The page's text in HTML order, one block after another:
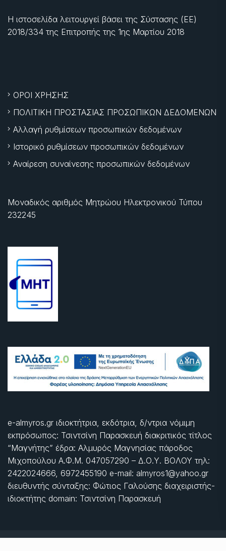
Η ιστοσελίδα λειτουργεί βάσει της Σύστασης (ΕΕ)
2018/334 της Επιτροπής της 1ης Μαρτίου 2018
ΟΡΟΙ ΧΡΗΣΗΣ
ΠΟΛΙΤΙΚΗ ΠΡΟΣΤΑΣΙΑΣ ΠΡΟΣΩΠΙΚΩΝ ΔΕΔΟΜΕΝΩΝ
Αλλαγή ρυθμίσεων προσωπικών δεδομένων
Ιστορικό ρυθμίσεων προσωπικών δεδομένων
Αναίρεση συναίνεσης προσωπικών δεδομένων
Μοναδικός αριθμός Μητρώου Ηλεκτρονικού Τύπου
232245
e-almyros.gr ιδιοκτήτρια, εκδότρια, δ/ντρια νόμιμη
εκπρόσωπος: Τσιντσίνη Παρασκευή διακριτικός τίτλος
“Μαγνήτης” έδρα: Αλμυρός Μαγνησίας πάροδος
Μιχοπούλου Α.Φ.Μ. 047057290 – Δ.Ο.Υ. ΒΟΛΟΥ τηλ:
2422024666, 6972455190 e-mail: almyros1@yahoo.gr
διευθυντής σύνταξης: Φώτιος Γαλούσης διαχειριστής-
ιδιοκτήτης domain: Τσιντσίνη Παρασκευή